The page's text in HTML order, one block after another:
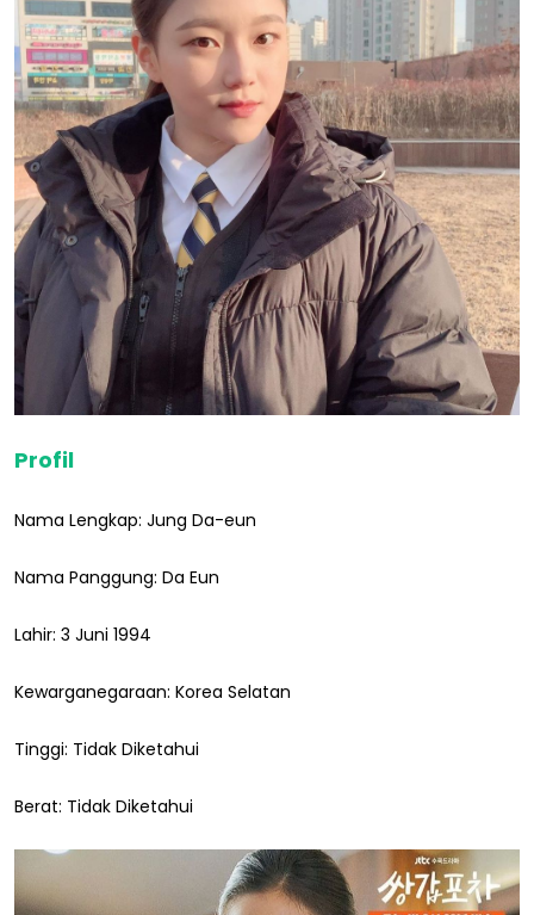
Profil
Nama Lengkap: Jung Da-eun
Nama Panggung: Da Eun
Lahir: 3 Juni 1994
Kewarganegaraan: Korea Selatan
Tinggi: Tidak Diketahui
Berat: Tidak Diketahui